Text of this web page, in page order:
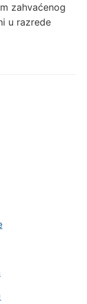
zahvaćenog
u razrede